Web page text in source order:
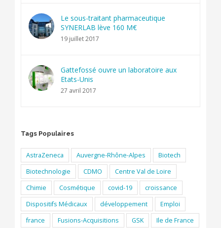
Le sous-traitant pharmaceutique
SYNERLAB lève 160 M€
19 juillet 2017
Gattefossé ouvre un laboratoire aux
Etats-Unis
27 avril 2017
Tags Populaires
AstraZeneca Auvergne-Rhône-Alpes
Biotech
Biotechnologie
CDMO
Centre Val de Loire
Chimie
Cosmétique covid-19
croissance
Dispositifs Médicaux
développement
Emploi
france
Fusions-Acquisitions GSK Ile de France